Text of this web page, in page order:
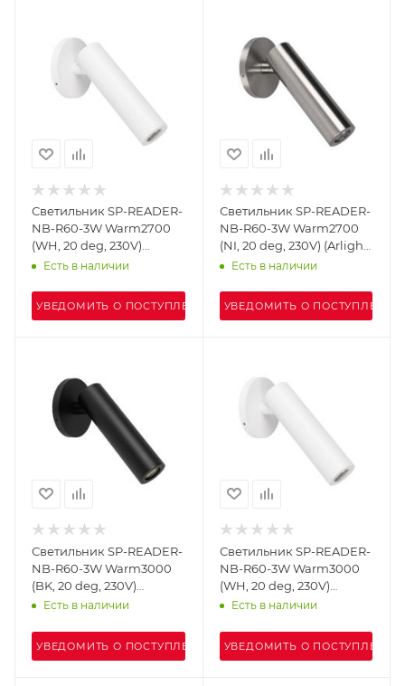
Светильник SP-READER-
NB-R60-3W Warm2700
(WH, 20 deg, 230V)
(Arlight, IP20 Металл, 3
Есть в наличии
УВЕДОМИТЬ О ПОСТУПЛЕНИИ
Светильник SP-READER-
NB-R60-3W Warm2700
(NI, 20 deg, 230V) (Arlight,
IP20 Металл, 3 года)
Есть в наличии
УВЕДОМИТЬ О ПОСТУПЛЕНИИ
Светильник SP-READER-
NB-R60-3W Warm3000
(BK, 20 deg, 230V)
(Arlight, IP20 Металл, 3
Есть в наличии
УВЕДОМИТЬ О ПОСТУПЛЕНИИ
Светильник SP-READER-
NB-R60-3W Warm3000
(WH, 20 deg, 230V)
(Arlight, IP20 Металл, 3
Есть в наличии
УВЕДОМИТЬ О ПОСТУПЛЕНИИ